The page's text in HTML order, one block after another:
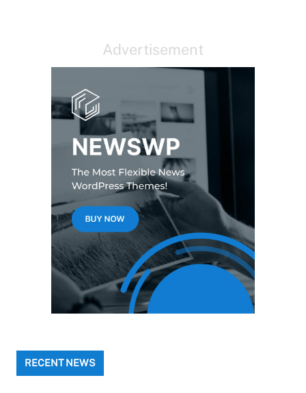
Advertisement
RECENT NEWS